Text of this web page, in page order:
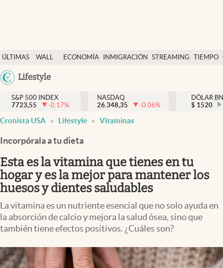
ÚLTIMAS
NOTICIAS
WALL
Y
DÓLAR
ECONOMÍA INMIGRACIÓN STREAMING TIEMPO
México
Lifestyle
Finanzas y economía
Wall Street y dólar
Inmigración
Espiritual
Streaming
PC y mobile
Lifestyle
S&P 500 INDEX
7723,55
-0.17%
NASDAQ
26.348,35
-0.06%
DÓLAR
$ 1520
Cronista USA Lifestyle Vitaminas
Incorpórala a tu dieta
Esta es la vitamina que tienes en tu
hogar y es la mejor para mantener los
huesos y dientes saludables
La vitamina es un nutriente esencial que no solo ayuda en
la absorción de calcio y mejora la salud ósea, sino que
también tiene efectos positivos. ¿Cuáles son?